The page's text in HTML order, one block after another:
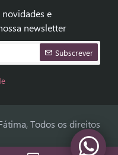
e
newsletter
Subscrever
Todos os direitos